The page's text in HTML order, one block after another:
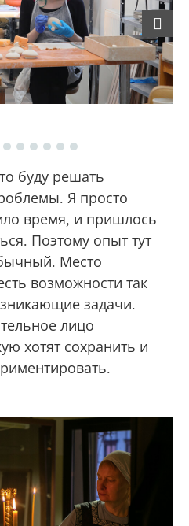
Next
буду решать
Я просто
время, и пришлось
Поэтому опыт тут
Место
возможности так
задачи.
лицо
хотят сохранить и